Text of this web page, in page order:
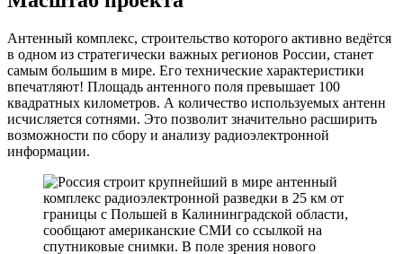
Антенный комплекс, строительство которого активно ведётся
в одном из стратегически важных регионов России, станет
самым большим в мире. Его технические характеристики
впечатляют! Площадь антенного поля превышает 100
квадратных километров. А количество используемых антенн
исчисляется сотнями. Это позволит значительно расширить
возможности по сбору и анализу радиоэлектронной
информации.